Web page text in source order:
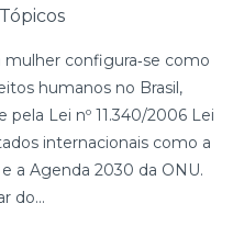
configura‑se como
humanos no Brasil,
Lei nº 11.340/2006 Lei
internacionais como a
a Agenda 2030 da ONU.
do...